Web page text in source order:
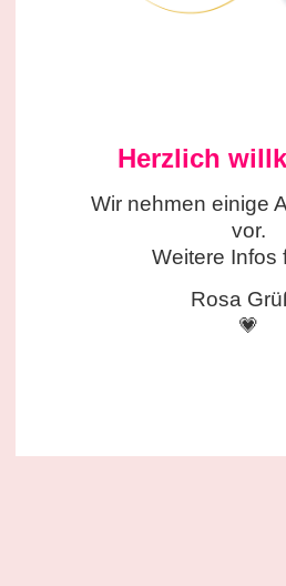
Herzlich
Wir nehmen einige
vor.
Weitere Infos
Rosa
💗